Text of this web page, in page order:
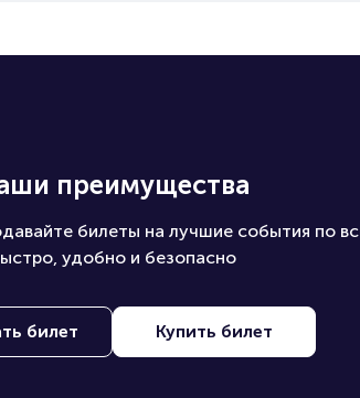
преимущества
билеты на лучшие события по
удобно и безопасно
билет Купить билет